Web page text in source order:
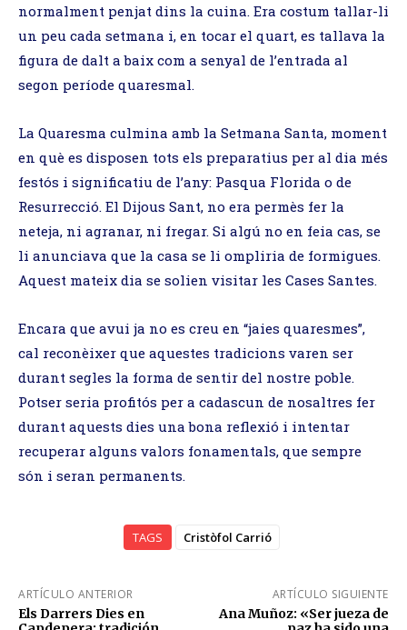
normalment penjat dins la cuina. Era costum tallar-li
un peu cada setmana i, en tocar el quart, es tallava la
figura de dalt a baix com a senyal de l’entrada al
segon període quaresmal.
La Quaresma culmina amb la Setmana Santa, moment
en què es disposen tots els preparatius per al dia més
festós i significatiu de l’any: Pasqua Florida o de
Resurrecció. El Dijous Sant, no era permès fer la
neteja, ni agranar, ni fregar. Si algú no en feia cas, se
li anunciava que la casa se li ompliria de formigues.
Aquest mateix dia se solien visitar les Cases Santes.
Encara que avui ja no es creu en “jaies quaresmes”,
cal reconèixer que aquestes tradicions varen ser
durant segles la forma de sentir del nostre poble.
Potser seria profitós per a cadascun de nosaltres fer
durant aquests dies una bona reflexió i intentar
recuperar alguns valors fonamentals, que sempre
són i seran permanents.
TAGS Cristòfol Carrió
ARTÍCULO ANTERIOR
Els Darrers Dies en
ARTÍCULO SIGUIENTE
Ana Muñoz: «Ser jueza de